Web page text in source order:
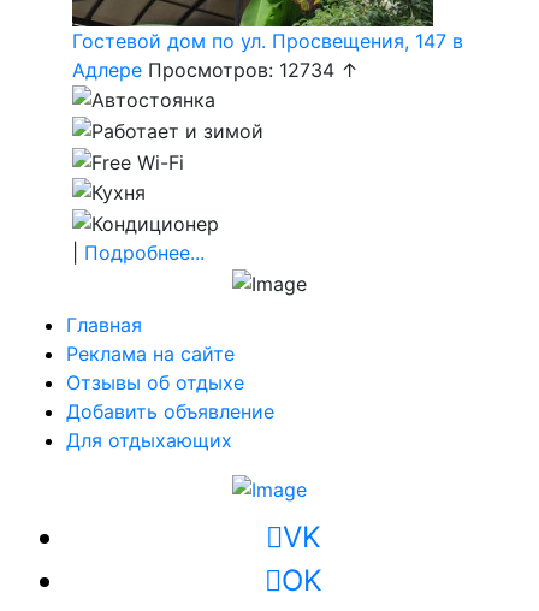
Гостевой дом по ул. Просвещения, 147 в
Адлере Просмотров: 12734 ↑
Подробнее...
Главная
Реклама на сайте
Отзывы об отдыхе
Добавить объявление
Для отдыхающих
VK
OK